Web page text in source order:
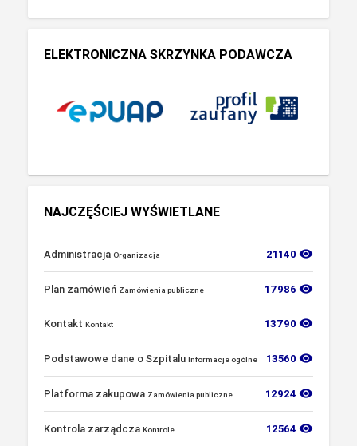
ELEKTRONICZNA SKRZYNKA PODAWCZA
NAJCZĘŚCIEJ WYŚWIETLANE
AdministracjaOrganizacja 21140 visibility
Plan zamówień Zamówienia publiczne 17986 visibility
KontaktKontakt 13790 visibility
Podstawowe dane o SzpitaluInformacje ogólne 13560 visibility
Platforma zakupowa Zamówienia publiczne 12924 visibility
Kontrola zarządczaKontrole 12564 visibility